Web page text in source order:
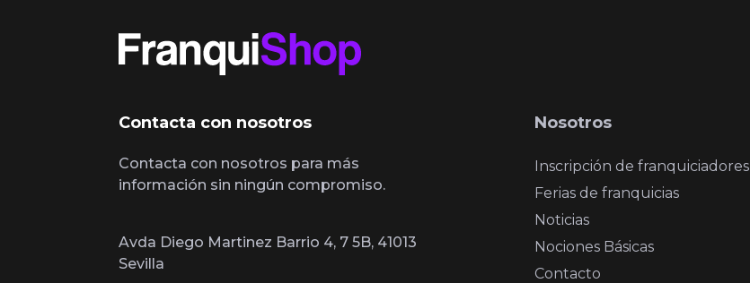
Contacta con nosotros
Contacta con nosotros para más
información sin ningún compromiso.
Avda Diego Martinez Barrio 4, 7 5B, 41013
Sevilla
Nosotros
Inscripción de franquiciadores
Ferias de franquicias
Noticias
Nociones Básicas
Contacto